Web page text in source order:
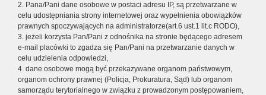
2. Pana/Pani dane osobowe w postaci adresu IP, są przetwarzane w
celu udostępniania strony internetowej oraz wypełnienia obowiązków
prawnych spoczywających na administratorze(art.6 ust.1 lit.c RODO),
3. jeżeli korzysta Pan/Pani z odnośnika na stronie będącego adresem
e-mail placówki to zgadza się Pan/Pani na przetwarzanie danych w
celu udzielenia odpowiedzi,
4. dane osobowe mogą być przekazywane organom państwowym,
organom ochrony prawnej (Policja, Prokuratura, Sąd) lub organom
samorządu terytorialnego w związku z prowadzonym postępowaniem,